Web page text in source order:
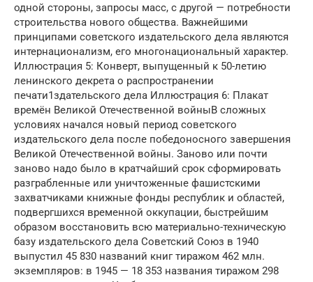
одной стороны, запросы масс, с другой — потребности
строительства нового общества. Важнейшими
принципами советского издательского дела являются
интернационализм, его многонациональный характер.
Иллюстрация 5: Конверт, выпущенный к 50-летию
ленинского декрета о распространении
печати1здательского дела Иллюстрация 6: Плакат
времён Великой Отечественной войныВ сложных
условиях начался новый период советского
издательского дела после победоносного завершения
Великой Отечественной войны. Заново или почти
заново надо было в кратчайший срок сформировать
разграбленные или уничтоженные фашистскими
захватчиками книжные фонды республик и областей,
подвергшихся временной оккупации, быстрейшим
образом восстановить всю материально-техническую
базу издательского дела Советский Союз в 1940
выпустил 45 830 названий книг тиражом 462 млн.
экземпляров: в 1945 — 18 353 названия тиражом 298